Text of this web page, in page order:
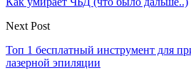
Next Post
Топ 1 бесплатный инструмент для
лазерной эпиляции